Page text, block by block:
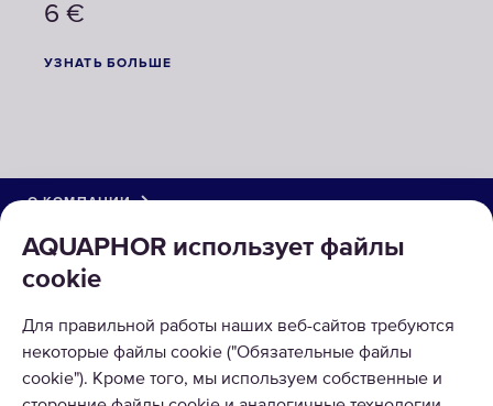
6 €
УЗНАТЬ БОЛЬШЕ
AQUAPHOR использует файлы
cookie
Для правильной работы наших веб-сайтов требуются
некоторые файлы cookie ("Обязательные файлы
cookie"). Кроме того, мы используем собственные и
О КОМПАНИИ
КАТАЛОГ
ВОЗВРАТ ТОВАРА